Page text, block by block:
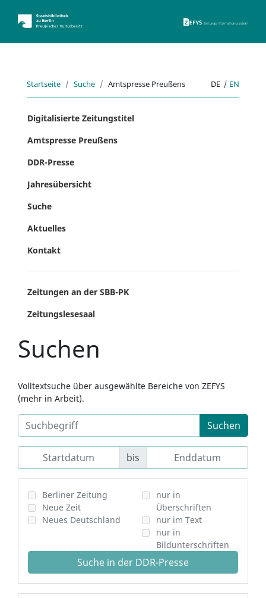
Startseite Suche Amtspresse Preußens DE | EN
Digitalisierte Zeitungstitel
Amtspresse Preußens
DDR-Presse
Jahresübersicht
Suche
Aktuelles
Kontakt
Zeitungen an der SBB-PK
Zeitungslesesaal
Suchen
Volltextsuche über ausgewählte Bereiche von ZEFYS
(mehr in Arbeit).
Suchen
bis
Berliner Zeitung
Neue Zeit
Neues Deutschland
nur in
Überschriften
nur im Text
nur in
Bildunterschriften
Suche in der DDR-Presse